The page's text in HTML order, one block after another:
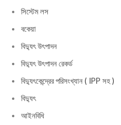
সিস্টেম লস
বকেয়া
বিদ্যুৎ উৎপাদন
বিদ্যুৎ উৎপাদন রেকর্ড
বিদ্যুৎকেন্দ্রের পরিসংখ্যান ( IPP সহ )
বিদ্যুৎ
আইনবিধি